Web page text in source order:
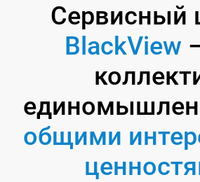
Сервисный
BlackView
общими